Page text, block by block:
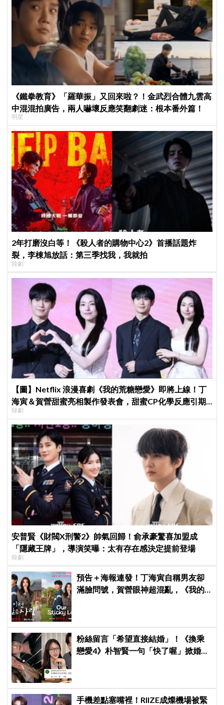
《鐵拳教育》「羅華振」又回來啦？！金武烈合體九雲高
中混混拍廣告，兩人嚇壞反應笑翻劇迷：根本番外篇！
明星
2年打磨沒白等！《殺人者的購物中心2》首播話題炸
裂，李棟旭放話：第三季找我，我就拍
韓劇
【圖】Netflix 浪漫喜劇《我的荒糖戀愛》即將上線！丁
海寅＆賀營甜蜜亮相製作發表會，甜蜜CP化學反應引期
待
韓劇
安普賢《財閥X刑警2》帥氣回歸！俞承豪驚喜加盟成
「隱藏王牌」，導演笑曝：太有存在感決定提前登場
韓劇
預告＋海報連發！丁海寅自稱男友卻
滿臉問號，賀營眼神超混亂，《我的
粉絲留言「希望直接結婚」！《換乘
戀愛4》朴智賢一句「快了喔」掀婚訊
手機差點塞嘴裡！RIIZE成燦機場被緊